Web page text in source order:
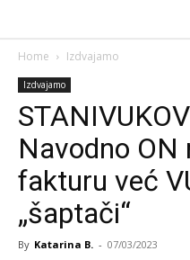
Home Izdvajamo
Izdvajamo
Navodno
fakturu već
„šaptači“
By Katarina B. - 07/03/2023